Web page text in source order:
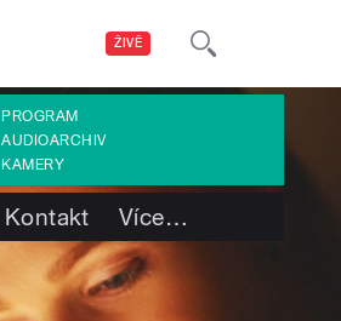
ŽIVĚ
PROGRAM
AUDIOARCHIV
KAMERY
Kontakt Více…